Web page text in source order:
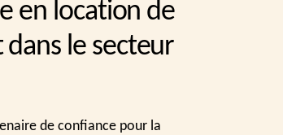
en location de
le secteur
de confiance pour la